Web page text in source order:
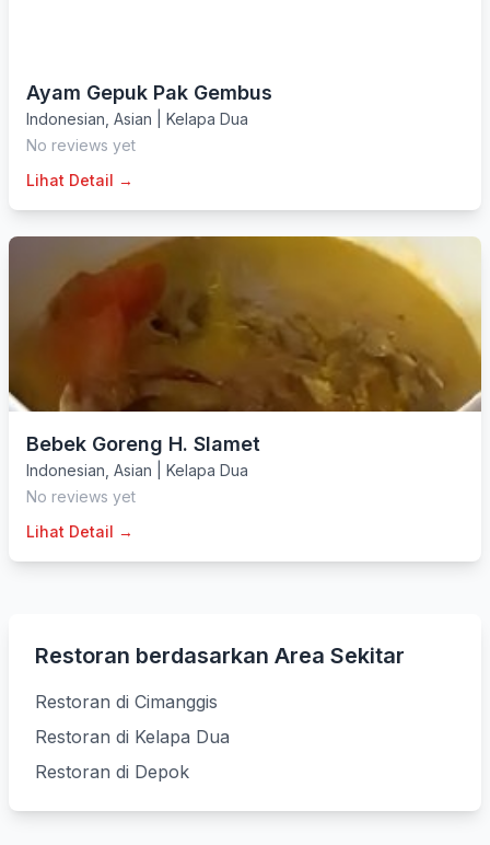
Ayam Gepuk Pak Gembus
Indonesian Asian
Kelapa Dua
No reviews yet
Lihat Detail →
Bebek Goreng H. Slamet
Indonesian Asian
Kelapa Dua
No reviews yet
Lihat Detail →
Restoran berdasarkan Area Sekitar
Restoran di Cimanggis
Restoran di Kelapa Dua
Restoran di Depok